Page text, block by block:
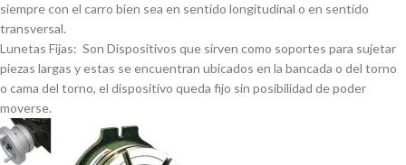
siempre con el carro bien sea en sentido longitudinal o en sentido
transversal.
Lunetas Fijas: Son Dispositivos que sirven como soportes para sujetar
piezas largas y estas se encuentran ubicados en la bancada o del torno
o cama del torno, el dispositivo queda fijo sin posibilidad de poder
moverse.